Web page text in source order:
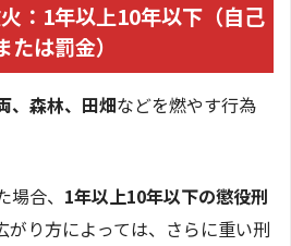
：1年以上10年以下（自己
は罰金）
、森林、田畑などを燃やす行為
場合、 1年以上10年以下の懲役刑
がり方によっては、さらに重い刑